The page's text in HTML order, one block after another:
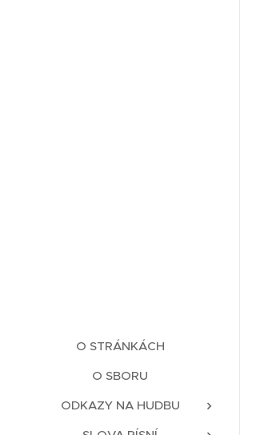
O STRÁNKÁCH
O SBORU
ODKAZY NA HUDBU